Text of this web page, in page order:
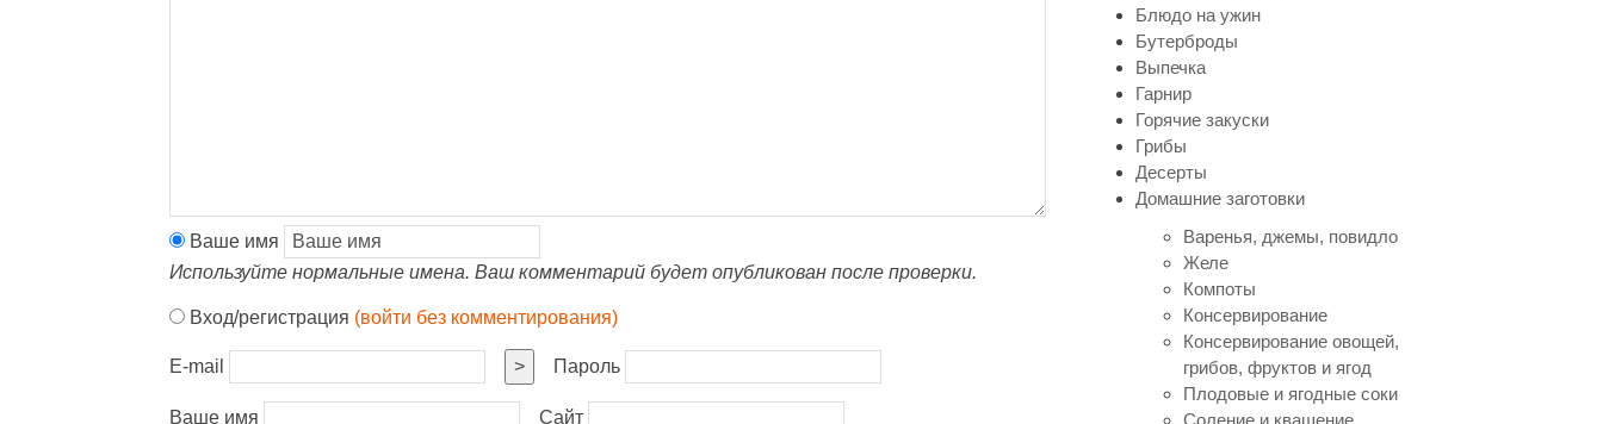
Ваше имя
Используйте нормальные имена. Ваш комментарий будет опубликован после проверки.
Вход/регистрация (войти без комментирования)
E-mail > Пароль
Ваше имя Сайт
Блюдо на ужин
Бутерброды
Выпечка
Гарнир
Горячие закуски
Грибы
Десерты
Домашние заготовки
Варенья, джемы, повидло
Желе
Компоты
Консервирование
Консервирование овощей,
грибов, фруктов и ягод
Плодовые и ягодные соки
Соление и квашение